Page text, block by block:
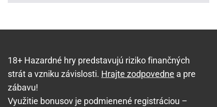
18+ Hazardné hry predstavujú riziko finančných
strát a vzniku závislosti. Hrajte zodpovedne a pre
zábavu!
Využitie bonusov je podmienené registráciou –